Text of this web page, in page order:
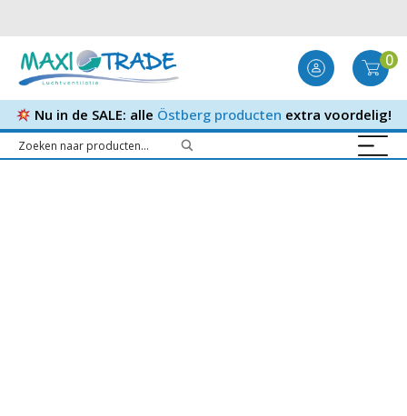
0
Nu in de SALE: alle Östberg producten extra voordelig!